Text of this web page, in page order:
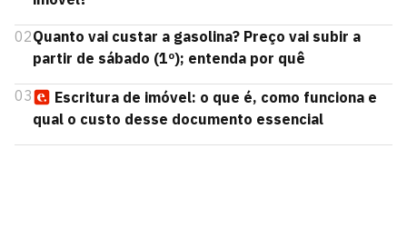
02Quanto vai custar a gasolina? Preço vai subir a
partir de sábado (1º); entenda por quê
03
Escritura de imóvel: o que é, como funciona e
qual o custo desse documento essencial